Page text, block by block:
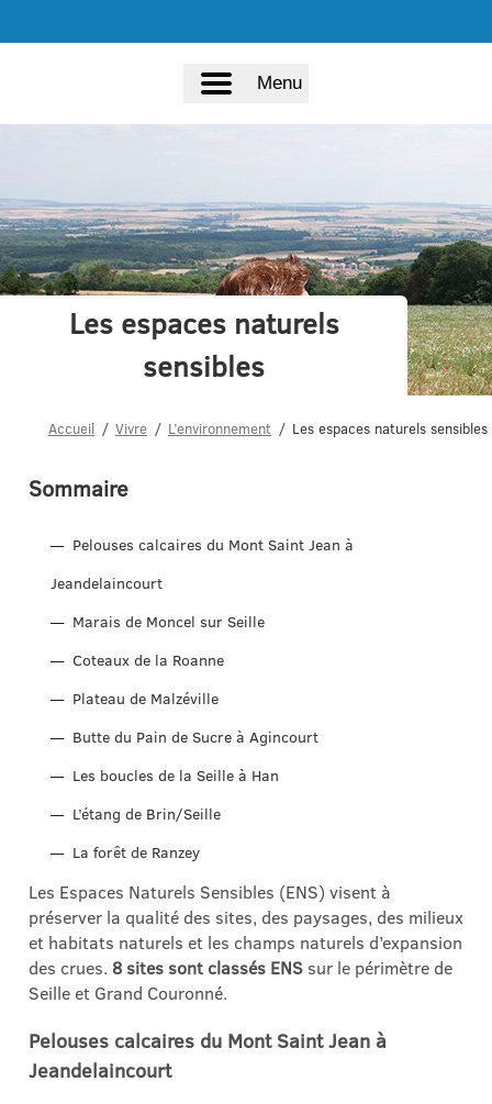
Menu
Les espaces naturels
sensibles
Accueil Vivre L’environnement Les espaces naturels sensibles
Sommaire
Pelouses calcaires du Mont Saint Jean à
Jeandelaincourt
Marais de Moncel sur Seille
Coteaux de la Roanne
Plateau de Malzéville
Butte du Pain de Sucre à Agincourt
Les boucles de la Seille à Han
L’étang de Brin/Seille
La forêt de Ranzey
Les Espaces Naturels Sensibles (ENS) visent à
préserver la qualité des sites, des paysages, des milieux
et habitats naturels et les champs naturels d’expansion
des crues. 8 sites sont classés ENS sur le périmètre de
Seille et Grand Couronné.
Pelouses calcaires du Mont Saint Jean à
Jeandelaincourt